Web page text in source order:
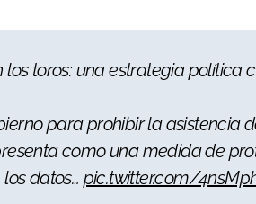
toros: una estrategia política
para prohibir la asistencia
como una medida de
datos… pic.twitter.com/